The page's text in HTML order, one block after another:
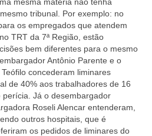
tribunal. Por exemplo: no
os empregados que atendem
TRT da 7ª Região, estão
bem diferentes para o mesmo
Antônio Parente e o
concederam liminares
de 40% aos trabalhadores de 16
Já o desembargador
Roseli Alencar entenderam,
outros hospitais, que é
os pedidos de liminares do